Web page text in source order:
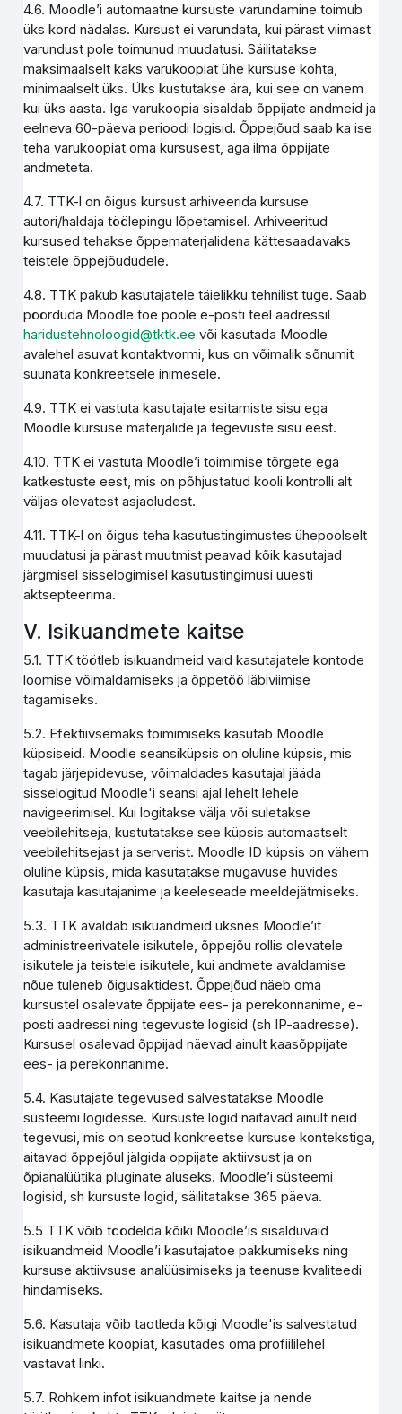
4.6. Moodle’i automaatne kursuste varundamine toimub
üks kord nädalas. Kursust ei varundata, kui pärast viimast
varundust pole toimunud muudatusi. Säilitatakse
maksimaalselt kaks varukoopiat ühe kursuse kohta,
minimaalselt üks. Üks kustutakse ära, kui see on vanem
kui üks aasta. Iga varukoopia sisaldab õppijate andmeid ja
eelneva 60-päeva perioodi logisid. Õppejõud saab ka ise
teha varukoopiat oma kursusest, aga ilma õppijate
andmeteta.
4.7. TTK-l on õigus kursust arhiveerida kursuse
autori/haldaja töölepingu lõpetamisel. Arhiveeritud
kursused tehakse õppematerjalidena kättesaadavaks
teistele õppejõududele.
4.8. TTK pakub kasutajatele täielikku tehnilist tuge. Saab
pöörduda Moodle toe poole e-posti teel aadressil
haridustehnoloogid@tktk.ee või kasutada Moodle
avalehel asuvat kontaktvormi, kus on võimalik sõnumit
suunata konkreetsele inimesele.
4.9. TTK ei vastuta kasutajate esitamiste sisu ega
Moodle kursuse materjalide ja tegevuste sisu eest.
4.10. TTK ei vastuta Moodle’i toimimise tõrgete ega
katkestuste eest, mis on põhjustatud kooli kontrolli alt
väljas olevatest asjaoludest.
4.11. TTK-l on õigus teha kasutustingimustes ühepoolselt
muudatusi ja pärast muutmist peavad kõik kasutajad
järgmisel sisselogimisel kasutustingimusi uuesti
aktsepteerima.
V. Isikuandmete kaitse
5.1. TTK töötleb isikuandmeid vaid kasutajatele kontode
loomise võimaldamiseks ja õppetöö läbiviimise
tagamiseks.
5.2. Efektiivsemaks toimimiseks kasutab Moodle
küpsiseid. Moodle seansiküpsis on oluline küpsis, mis
tagab järjepidevuse, võimaldades kasutajal jääda
sisselogitud Moodle'i seansi ajal lehelt lehele
navigeerimisel. Kui logitakse välja või suletakse
veebilehitseja, kustutatakse see küpsis automaatselt
veebilehitsejast ja serverist. Moodle ID küpsis on vähem
oluline küpsis, mida kasutatakse mugavuse huvides
kasutaja kasutajanime ja keeleseade meeldejätmiseks.
5.3. TTK avaldab isikuandmeid üksnes Moodle’it
administreerivatele isikutele, õppejõu rollis olevatele
isikutele ja teistele isikutele, kui andmete avaldamise
nõue tuleneb õigusaktidest. Õppejõud näeb oma
kursustel osalevate õppijate ees- ja perekonnanime, e-
posti aadressi ning tegevuste logisid (sh IP-aadresse).
Kursusel osalevad õppijad näevad ainult kaasõppijate
ees- ja perekonnanime.
5.4. Kasutajate tegevused salvestatakse Moodle
süsteemi logidesse. Kursuste logid näitavad ainult neid
tegevusi, mis on seotud konkreetse kursuse kontekstiga,
aitavad õppejõul jälgida oppijate aktiivsust ja on
õpianalüütika pluginate aluseks. Moodle’i süsteemi
logisid, sh kursuste logid, säilitatakse 365 päeva.
5.5 TTK võib töödelda kõiki Moodle’is sisalduvaid
isikuandmeid Moodle’i kasutajatoe pakkumiseks ning
kursuse aktiivsuse analüüsimiseks ja teenuse kvaliteedi
hindamiseks.
5.6. Kasutaja võib taotleda kõigi Moodle'is salvestatud
isikuandmete koopiat, kasutades oma profiililehel
vastavat linki.
5.7. Rohkem infot isikuandmete kaitse ja nende